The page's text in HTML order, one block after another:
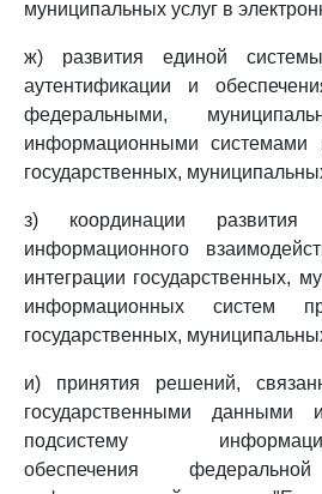
муниципальных услуг в
ж) развития единой
аутентификации и
федеральными,
информационными системами
государственных,
з) координации развития
информационного
интеграции государственных,
информационных систем
государственных,
и) принятия решений,
государственными
подсистему
обеспечения федеральной